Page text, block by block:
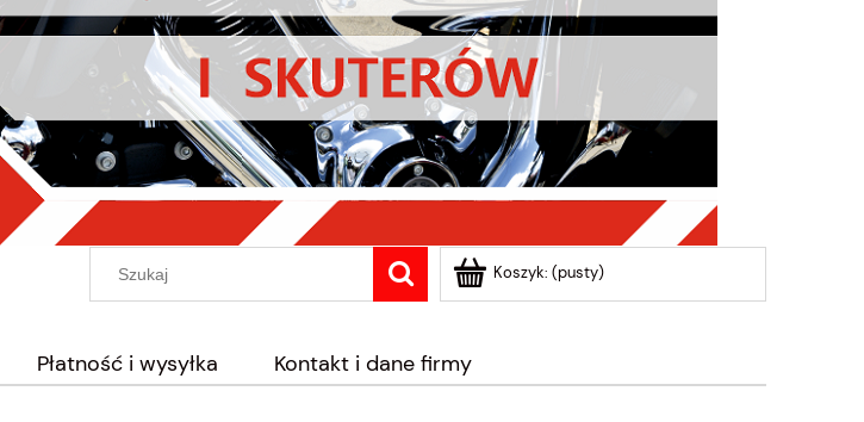
Koszyk: (pusty)
Płatność i wysyłka Kontakt i dane firmy